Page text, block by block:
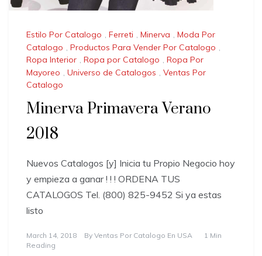
Estilo Por Catalogo , Ferreti , Minerva , Moda Por
Catalogo , Productos Para Vender Por Catalogo ,
Ropa Interior , Ropa por Catalogo , Ropa Por
Mayoreo , Universo de Catalogos , Ventas Por
Catalogo
Minerva Primavera Verano
2018
Nuevos Catalogos [y] Inicia tu Propio Negocio hoy
y empieza a ganar ! ! ! ORDENA TUS
CATALOGOS Tel. (800) 825-9452 Si ya estas
listo
March 14, 2018 By Ventas Por Catalogo En USA
1 Min
Reading